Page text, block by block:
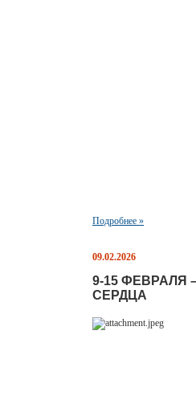
Подробнее »
09.02.2026
9-15 ФЕВРАЛЯ
СЕРДЦА